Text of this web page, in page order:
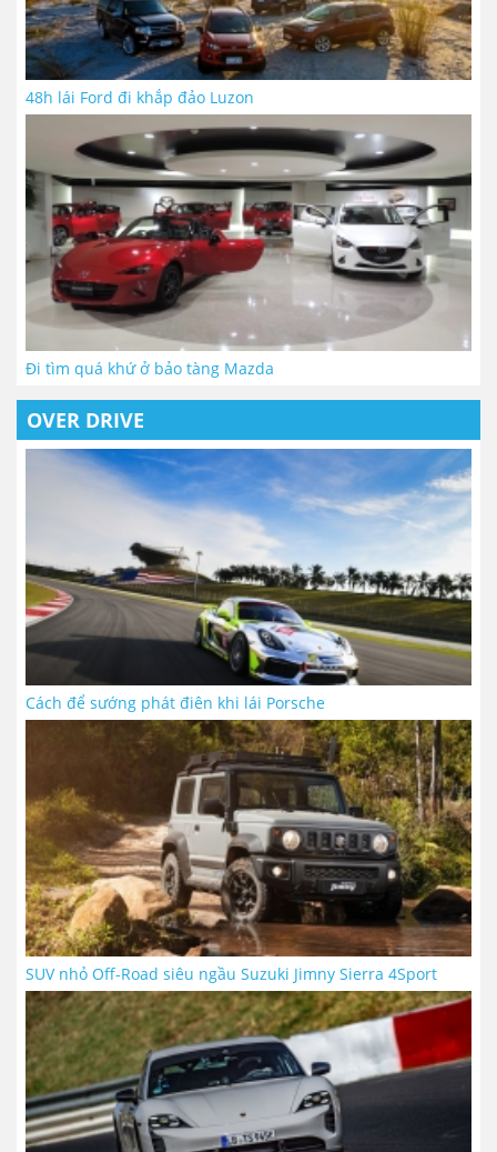
48h lái Ford đi khắp đảo Luzon
Đi tìm quá khứ ở bảo tàng Mazda
OVER DRIVE
Cách để sướng phát điên khi lái Porsche
SUV nhỏ Off-Road siêu ngầu Suzuki Jimny Sierra 4Sport